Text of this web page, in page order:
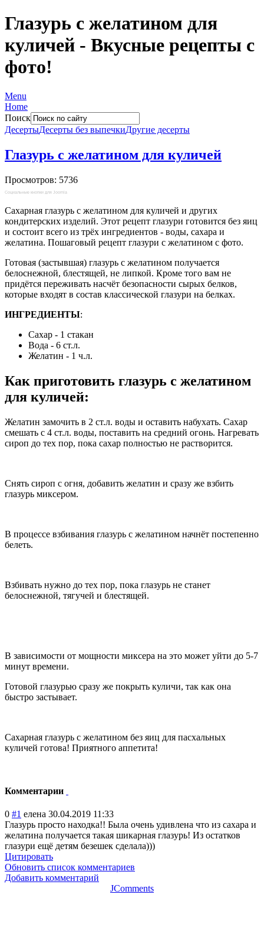
Глазурь с желатином для
куличей - Вкусные рецепты с
фото!
Menu
Home
Поиск
ДесертыДесерты без выпечкиДругие десерты
Глазурь с желатином для куличей
Просмотров: 5736
Социальные кнопки для Joomla
Сахарная глазурь с желатином для куличей и других
кондитерских изделий. Этот рецепт глазури готовится без яиц
и состоит всего из трёх ингредиентов - воды, сахара и
желатина. Пошаговый рецепт глазури с желатином с фото.
Готовая (застывшая) глазурь с желатином получается
белоснежной, блестящей, не липкой. Кроме того вам не
придётся переживать насчёт безопасности сырых белков,
которые входят в состав классической глазури на белках.
ИНГРЕДИЕНТЫ:
Сахар - 1 стакан
Вода - 6 ст.л.
Желатин - 1 ч.л.
Как приготовить глазурь с желатином
для куличей:
Желатин замочить в 2 ст.л. воды и оставить набухать. Сахар
смешать с 4 ст.л. воды, поставить на средний огонь. Нагревать
сироп до тех пор, пока сахар полностью не растворится.
Снять сироп с огня, добавить желатин и сразу же взбить
глазурь миксером.
В процессе взбивания глазурь с желатином начнёт постепенно
белеть.
Взбивать нужно до тех пор, пока глазурь не станет
белоснежной, тягучей и блестящей.
В зависимости от мощности миксера на это может уйти до 5-7
минут времени.
Готовой глазурью сразу же покрыть куличи, так как она
быстро застывает.
Сахарная глазурь с желатином без яиц для пасхальных
куличей готова! Приятного аппетита!
Комментарии
0 #1 елена 30.04.2019 11:33
Глазурь просто находка!! Была очень удивлена что из сахара и
желатина получается такая шикарная глазурь! Из остатков
глазури ещё детям безешек сделала)))
Цитировать
Обновить список комментариев
Добавить комментарий
JComments